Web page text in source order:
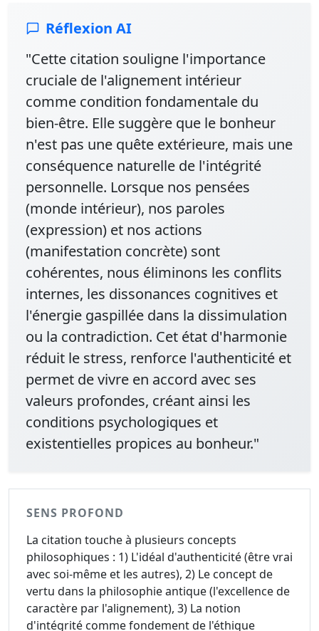
Réflexion AI
"Cette citation souligne l'importance
cruciale de l'alignement intérieur
comme condition fondamentale du
bien-être. Elle suggère que le bonheur
n'est pas une quête extérieure, mais une
conséquence naturelle de l'intégrité
personnelle. Lorsque nos pensées
(monde intérieur), nos paroles
(expression) et nos actions
(manifestation concrète) sont
cohérentes, nous éliminons les conflits
internes, les dissonances cognitives et
l'énergie gaspillée dans la dissimulation
ou la contradiction. Cet état d'harmonie
réduit le stress, renforce l'authenticité et
permet de vivre en accord avec ses
valeurs profondes, créant ainsi les
conditions psychologiques et
existentielles propices au bonheur."
SENS PROFOND
La citation touche à plusieurs concepts
philosophiques : 1) L'idéal d'authenticité (être vrai
avec soi-même et les autres), 2) Le concept de
vertu dans la philosophie antique (l'excellence de
caractère par l'alignement), 3) La notion
d'intégrité comme fondement de l'éthique